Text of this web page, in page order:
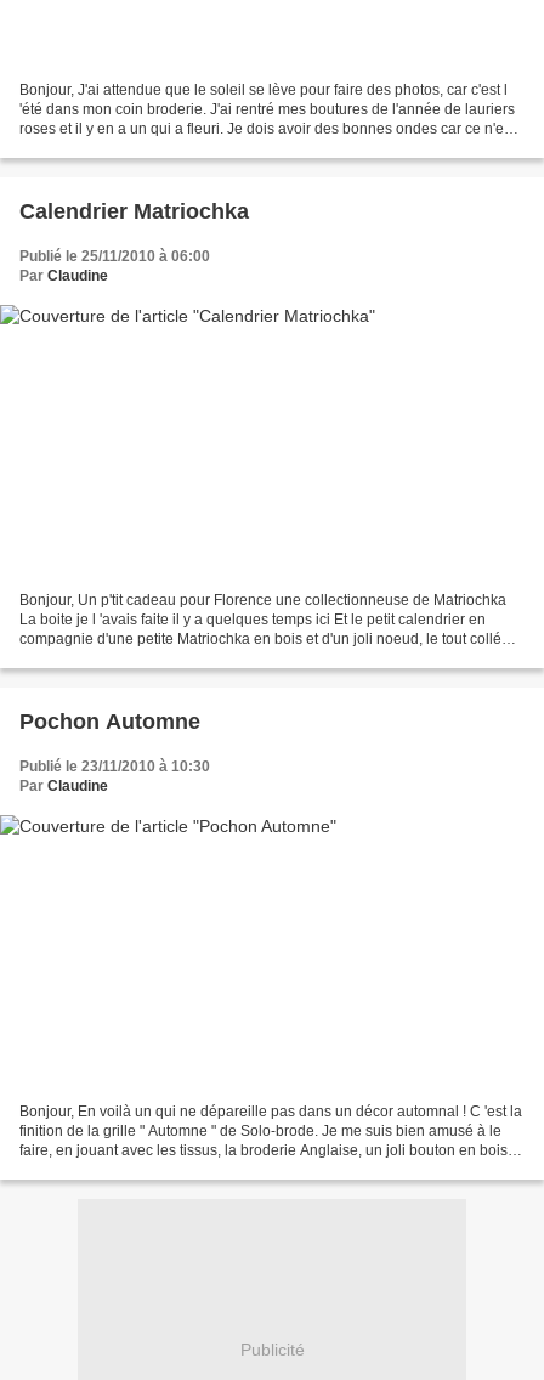
Bonjour, J'ai attendue que le soleil se lève pour faire des photos, car c'est l
'été dans mon coin broderie. J'ai rentré mes boutures de l'année de lauriers
roses et il y en a un qui a fleuri. Je dois avoir des bonnes ondes car ce n'est
Calendrier Matriochka
Publié le 25/11/2010 à 06:00
Par Claudine
Bonjour, Un p'tit cadeau pour Florence une collectionneuse de Matriochka
La boite je l 'avais faite il y a quelques temps ici Et le petit calendrier en
compagnie d'une petite Matriochka en bois et d'un joli noeud, le tout collé
Pochon Automne
Publié le 23/11/2010 à 10:30
Par Claudine
Bonjour, En voilà un qui ne dépareille pas dans un décor automnal ! C 'est la
finition de la grille " Automne " de Solo-brode. Je me suis bien amusé à le
faire, en jouant avec les tissus, la broderie Anglaise, un joli bouton en bois et
Publicité